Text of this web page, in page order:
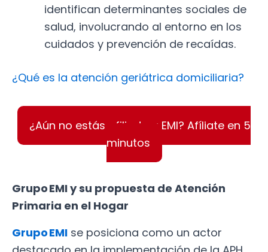
identifican determinantes sociales de
salud, involucrando al entorno en los
cuidados y prevención de recaídas.
¿Qué es la atención geriátrica domiciliaria?
¿Aún no estás afiliado a EMI? Afíliate en 5
minutos
Grupo EMI y su propuesta de Atención
Primaria en el Hogar
Grupo EMI se posiciona como un actor